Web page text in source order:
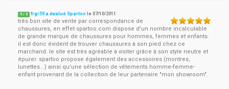
5 / 5 frgr59 a évalué Spartoo le07/10/2011
très bon site de vente par correspondance de
chaussures, en effet spartoo.com dispose d'un nombre incalculable
de grande marque de chaussures pour hommes, femmes et enfants.
il est donc évident de trouver chaussures à son pied chez ce
marchand. le site est très agréable à visiter grâce à son style neutre et
épurer. spartoo propose également des accessoires (montres,
lunettes...) ainsi qu'une sélection de vêtements homme-femme-
enfant provenant de la collection de leur partenaire "mon showroom".